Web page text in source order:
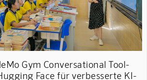
Gym Conversational Tool-
Face für verbesserte KI-